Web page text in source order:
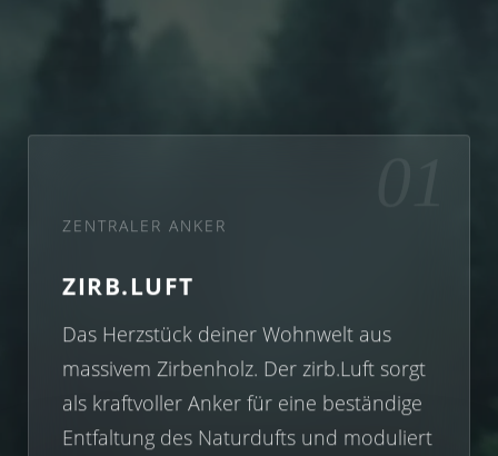
ZENTRALER ANKER
ZIRB.LUFT
Das Herzstück deiner Wohnwelt aus
massivem Zirbenholz. Der zirb.Luft sorgt
als kraftvoller Anker für eine beständige
Entfaltung des Naturdufts und moduliert